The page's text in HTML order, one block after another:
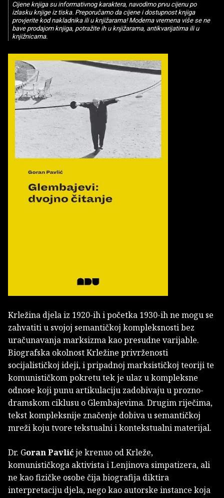
Cijene knjiga su informativnog karaktera, navodimo prvu cijenu po
izlasku knjige iz tiska. Preporučamo da cijene i dostupnost knjiga
provjerite kod nakladnika ili u knjižarama! Moderna vremena više se ne
bave prodajom knjiga, potražite ih u knjižarama, antikvarijatima ili u
knjižnicama.
Krležina djela iz 1920-ih i početka 1930-ih ne mogu se
zahvatiti u svojoj semantičkoj kompleksnosti bez
uračunavanja marksizma kao presudne varijable.
Biografska okolnost Krležine privrženosti
socijalističkoj ideji, i pripadnoj marksističkoj teoriji te
komunističkom pokretu tek je ulaz u kompleksne
odnose koji punu artikulaciju zadobivaju u prozno-
dramskom ciklusu o Glembajevima. Drugim riječima,
tekst kompleksnije značenje dobiva u semantičkoj
mreži koju tvore tekstualni i kontekstualni materijal.
Dr. Goran Pavlićje krenuo od Krleže,
komunističkoga aktivista i Lenjinova simpatizera, ali
ne kao fizičke osobe čija biografija diktira
interpretaciju djela, nego kao autorske instance koja